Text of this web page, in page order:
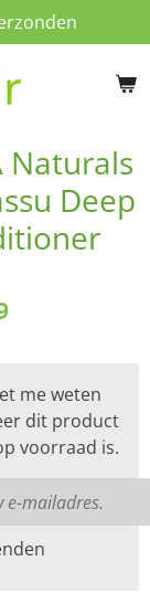
Naturals
Deep
me weten
dit product
voorraad is.